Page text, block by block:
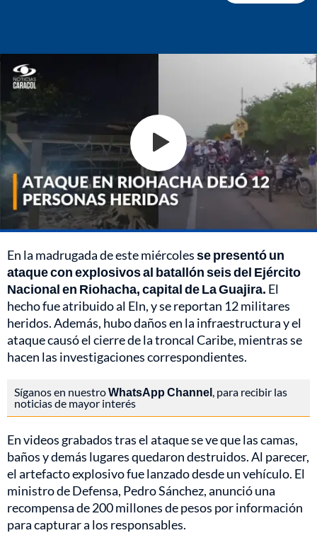
En la madrugada de este miércolesse presentó un
ataque con explosivos al batallón seis del Ejército
Nacional en Riohacha, capital de La Guajira. El
hecho fue atribuido al Eln, y se reportan 12 militares
heridos. Además, hubo daños en la infraestructura y el
ataque causó el cierre de la troncal Caribe, mientras se
hacen las investigaciones correspondientes.
Síganos en nuestroWhatsApp Channel , para recibir las
noticias de mayor interés
En videos grabados tras el ataque se ve que las camas,
baños y demás lugares quedaron destruidos. Al parecer,
el artefacto explosivo fue lanzado desde un vehículo. El
ministro de Defensa, Pedro Sánchez, anunció una
recompensa de 200 millones de pesos por información
para capturar a los responsables.